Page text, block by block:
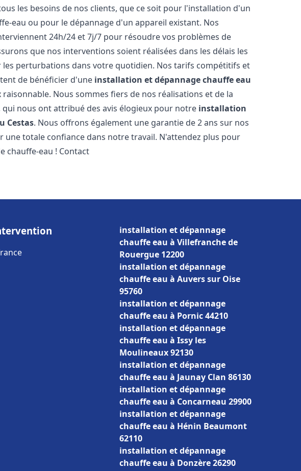
les besoins de nos clients, que ce soit pour l'installation d'un
eau ou pour le dépannage d'un appareil existant. Nos
24h/24 et 7j/7 pour résoudre vos problèmes de
que nos interventions soient réalisées dans les délais les
perturbations dans votre quotidien. Nos tarifs compétitifs et
de bénéficier d'une installation et dépannage chauffe eau
Nous sommes fiers de nos réalisations et de la
nous ont attribué des avis élogieux pour notre installation
Cestas. Nous offrons également une garantie de 2 ans sur nos
une totale confiance dans notre travail. N'attendez plus pour
chauffe-eau ! Contact
installation et dépannage
chauffe eau à Villefranche de
Rouergue 12200
installation et dépannage
chauffe eau à Auvers sur Oise
95760
installation et dépannage
chauffe eau à Pornic 44210
installation et dépannage
chauffe eau à Issy les
Moulineaux 92130
installation et dépannage
chauffe eau à Jaunay Clan 86130
installation et dépannage
chauffe eau à Concarneau 29900
installation et dépannage
chauffe eau à Hénin Beaumont
62110
installation et dépannage
chauffe eau à Donzère 26290